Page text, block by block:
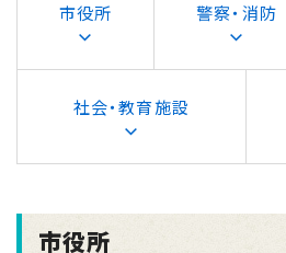
市役所 警察・消防
社会・教育施設
市役所